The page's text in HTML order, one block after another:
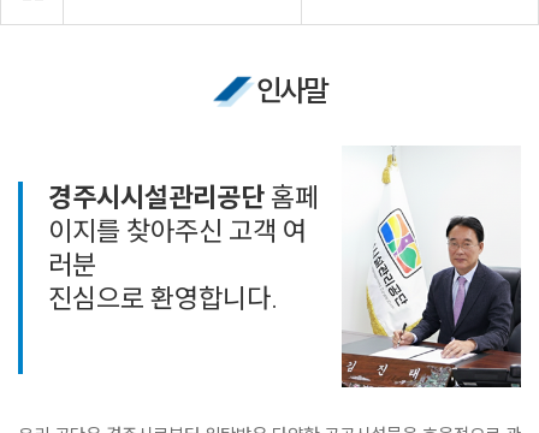
인사말
경주시시설관리공단 홈페
이지를 찾아주신 고객 여
러분
진심으로 환영합니다.